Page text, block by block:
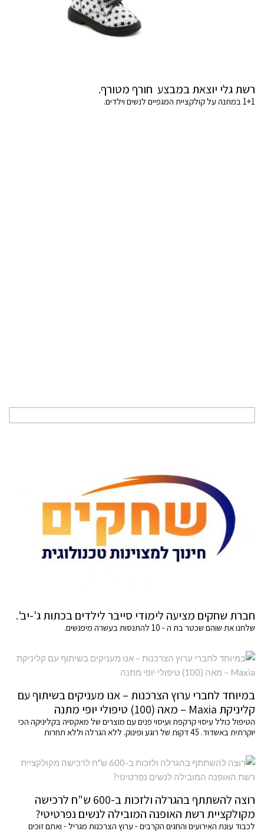
רשת גלי יוצאת במבצע חורף מטורף.
1+1 במתנה על קולקציית המגפיים לנשים וילדים.
חברת שחקים מציעה לימודי סייבר לילדים בכתות ג'-יב'.
שלחנו את שוהם שכטר בת ה - 10 להתנסות בעשרה מיפגשים.
במיוחד לחברי ערוץ הצרכנות – אנו מעניקים בשיתוף עם
קליניקת Maxia – מאה (100) טיפולי יופי מתנה
הטיפול כולל עיסוי קרקפת ועיסוי פנים עם מוצרים של מאקסיה בקליניקה הכי
יוקרתית באשדוד. 45 דקות של רוגע ופינוק. ללא הגרלה וללא תחרות
רוצה להשתתף בהגרלה ולזכות ב-600 ש"ח לרכישה
מקולקציית רשת האופנה המובילה לנשים נפרטיטי?
לכבוד עונת האירועים והחגים הקרבים - ערוץ הצרכנות מגריל - ואתם זוכים